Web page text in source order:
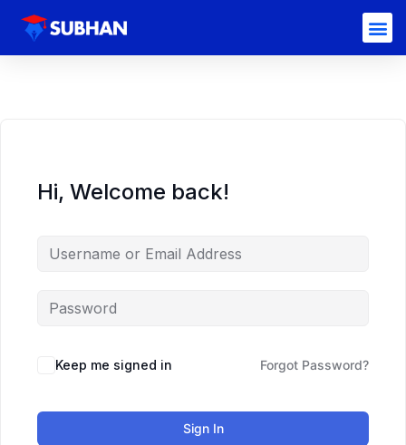
Hi, Welcome back!
Keep me signed in Forgot Password?
Sign In